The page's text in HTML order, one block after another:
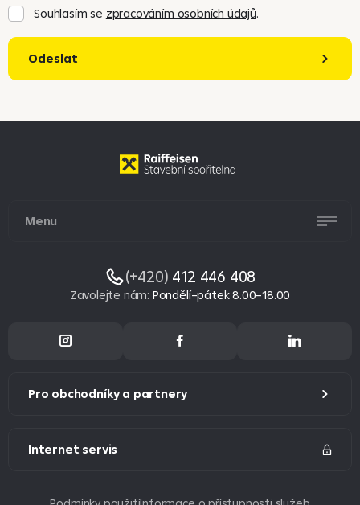
Souhlasím se zpracováním osobních údajů.
Odeslat
Menu
(+420) 412 446 408
Zavolejte nám: Pondělí–pátek 8.00–18.00
Pro obchodníky a partnery
Internet servis